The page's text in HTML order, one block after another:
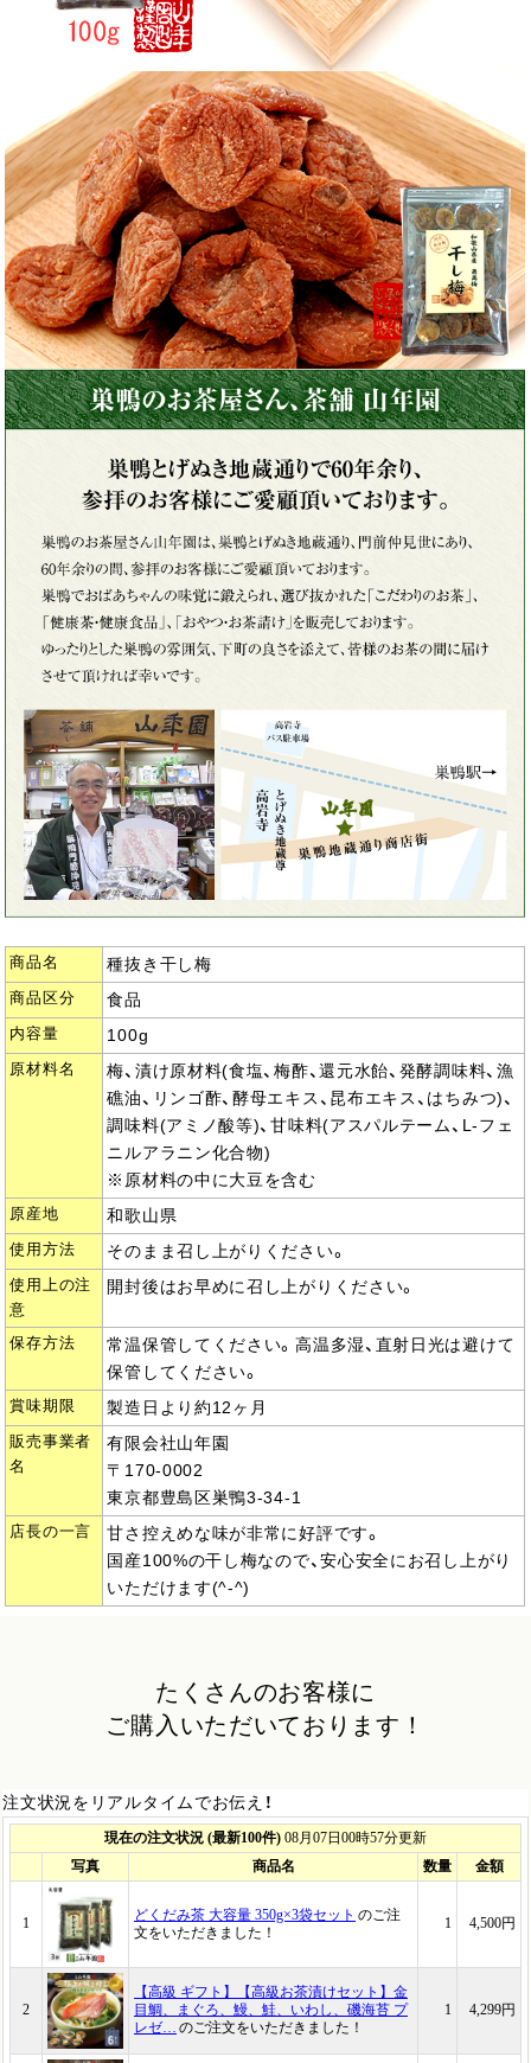
商品名 種抜き干し梅
商品区分 食品
内容量 100g
原材料名
梅、漬け原材料(食塩、梅酢、還元水飴、発酵調味料、漁
礁油、リンゴ酢、酵母エキス、昆布エキス、はちみつ)、
調味料(アミノ酸等)、甘味料(アスパルテーム、L-フェ
ニルアラニン化合物)
※原材料の中に大豆を含む
原産地 和歌山県
使用方法 そのまま召し上がりください。
使用上の注
意
開封後はお早めに召し上がりください。
保存方法
常温保管してください。高温多湿、直射日光は避けて
保管してください。
賞味期限 製造日より約12ヶ月
販売事業者
名
有限会社山年園
〒170-0002
東京都豊島区巣鴨3-34-1
店長の一言
甘さ控えめな味が非常に好評です。
国産100%の干し梅なので、安心安全にお召し上がり
いただけます(^-^)
たくさんのお客様に
ご購入いただいております！
注文状況をリアルタイムでお伝え！